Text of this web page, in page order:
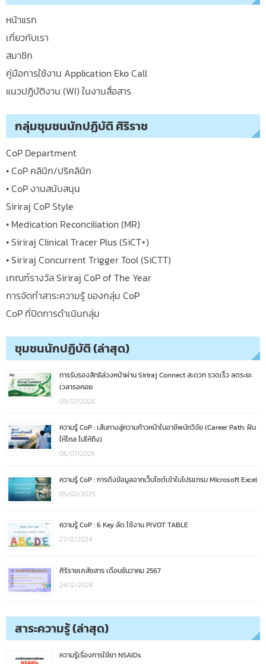
หน้าแรก
เกี่ยวกับเรา
สมาชิก
คู่มือการใช้งาน Application Eko Call
แนวปฏิบัติงาน (WI) ในงานสื่อสาร
กลุ่มชุมชนนักปฏิบัติ ศิริราช
CoP Department
• CoP คลินิก/ปริคลินิก
• CoP งานสนับสนุน
Siriraj CoP Style
• Medication Reconciliation (MR)
• Siriraj Clinical Tracer Plus (SiCT+)
• Siriraj Concurrent Trigger Tool (SiCTT)
เกณฑ์รางวัล Siriraj CoP of The Year
การจัดทำสาระความรู้ ของกลุ่ม CoP
CoP ที่ปิดการดำเนินกลุ่ม
ชุมชนนักปฏิบัติ (ล่าสุด)
การรับรองสิทธิล่วงหน้าผ่าน Siriraj Connect สะดวก รวดเร็ว ลดระยะ
เวลารอคอย
09/07/2026
ความรู้ CoP : เส้นทางสู่ความก้าวหน้าในอาชีพนักวิจัย (Career Path: ฝัน
ให้ไกล ไปให้ถึง)
06/07/2026
ความรู้ CoP : การดึงข้อมูลจากเว็บไซต์เข้าในโปรแกรม Microsoft Excel
05/02/2025
ความรู้ CoP : 6 Key ลัด ใช้งาน PIVOT TABLE
27/12/2024
ศิริราชเภสัชสาร เดือนธันวาคม 2567
24/12/2024
สาระความรู้ (ล่าสุด)
ความรู้เรื่องการใช้ยา NSAIDs